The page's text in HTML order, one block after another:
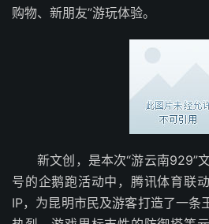
购物、新朋友”游玩体验。
新文创，是本次“游云南929”
号的企鹅跑活动中，腾讯体育联
IP，为昆明市民及游客打造了一条